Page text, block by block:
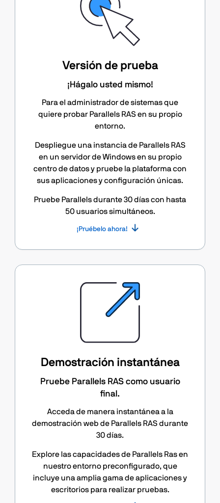
Versión de prueba
¡Hágalo usted mismo!
Para el administrador de sistemas que
quiere probar Parallels RAS en su propio
entorno.
Despliegue una instancia de Parallels RAS
en un servidor de Windows en su propio
centro de datos y pruebe la plataforma con
sus aplicaciones y configuración únicas.
Pruebe Parallels durante 30 días con hasta
50 usuarios simultáneos.
¡Pruébelo ahora!
Demostración instantánea
Pruebe Parallels RAS como usuario
final.
Acceda de manera instantánea a la
demostración web de Parallels RAS durante
30 días.
Explore las capacidades de Parallels Ras en
nuestro entorno preconfigurado, que
incluye una amplia gama de aplicaciones y
escritorios para realizar pruebas.